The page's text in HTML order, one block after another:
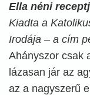
Ella néni
Kiadta a
Irodája – a cím
Ahányszor csak
lázasan jár az
az a nagyszerű